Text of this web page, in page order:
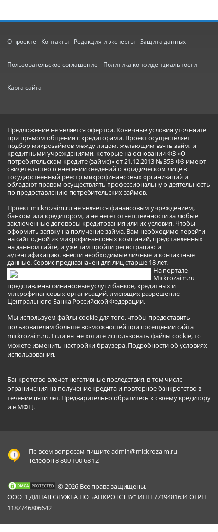
О проекте Контакты Редакция и эксперты Защита данных
Пользовательское соглашение Политика конфиденциальности
Карта сайта
Предложение не является офертой. Конечные условия уточняйте
при прямом общении с кредиторами. Проект осуществляет
подбор микрозаймов между лицом, желающим взять займ, и
кредитными учреждениями, которые на основании ФЗ «О
потребительском кредите (займе)» от 21.12.2013 № 353-ФЗ имеют
свидетельство о внесении сведений о юридическом лице в
государственный реестр микрофинансовых организаций и
обладают правом осуществлять профессиональную деятельность
по предоставлению потребительских займов.
Проект mickrozaim.ru не является финансовым учреждением,
банком или кредитором, и не несёт ответственности за любые
заключенные договоры кредитования или их условия. Чтобы
оформить заявку на получение займа, Вам необходимо перейти
на сайт одной из микрофинансовых компаний, представленных
на данном сайте, и уже там пройти регистрацию и
аутентификацию, внести необходимые личные и контактные
данные. Сервис предназначен для лиц старше 18 лет.
На портале
Mickrozaim.ru
представлены финансовые услуги банков, кредитных и
микрофинансовых организаций, имеющих разрешение
Центрального Банка Российской Федерации.
Мы используем файлы cookie для того, чтобы предоставить
пользователям больше возможностей при посещении сайта
mickrozaim.ru. Если вы не хотите использовать файлы cookie, то
можете изменить настройки браузера. Подробности об условиях
использования.
Банкротство влечет негативные последствия, в том числе
ограничения на получение кредита и повторное банкротство в
течение пяти лет. Предварительно обратитесь к своему кредитору
и в МФЦ.
По всем вопросам пишитеadmin@mickrozaim.ru
Телефон 8 800 100 68 12
© 2026 Все права защищены.
ООО "ЕДИНАЯ СЛУЖБА ПО БАНКРОТСТВУ" ИНН 7719481634 ОГРН
1187746806642